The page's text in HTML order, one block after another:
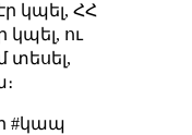
կպել, ՀՀ
ու
տեսել,
#կապ